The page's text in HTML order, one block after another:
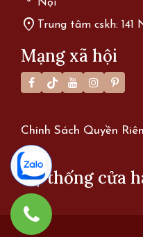
Nội
location_on Trung tâm cskh:
Mạng xã hội
Chính Sách Quyền
Hệ thống cửa